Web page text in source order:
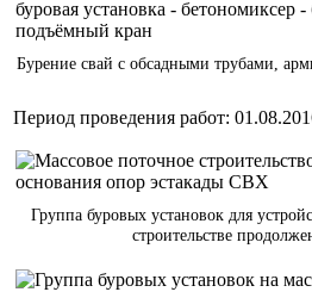
Бурение свай с обсадными трубами,
Период проведения работ:
Группа буровых установок для
строительстве